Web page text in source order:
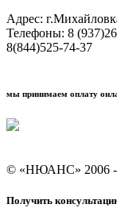
Адрес:
Телефоны: 8
8(844)525-74-37
мы принимаем оплату
© «НЮАНС» 2006 -
Получить